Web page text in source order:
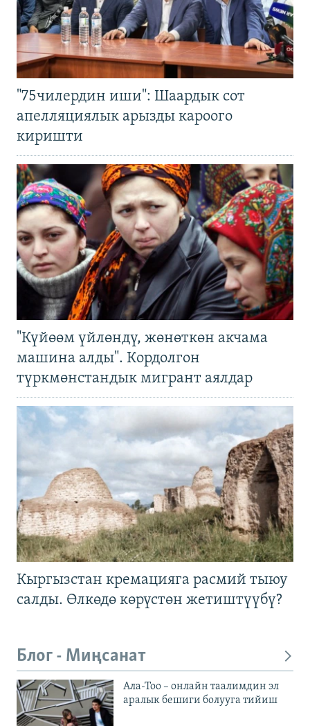
"75чилердин иши": Шаардык сот
апелляциялык арызды кароого
киришти
"Күйөөм үйлөндү, жөнөткөн акчама
машина алды". Кордолгон
түркмөнстандык мигрант аялдар
Кыргызстан кремацияга расмий тыюу
салды. Өлкөдө көрүстөн жетиштүүбү?
Блог - Миңсанат
Ала-Тоо – онлайн таалимдин эл
аралык бешиги болууга тийиш